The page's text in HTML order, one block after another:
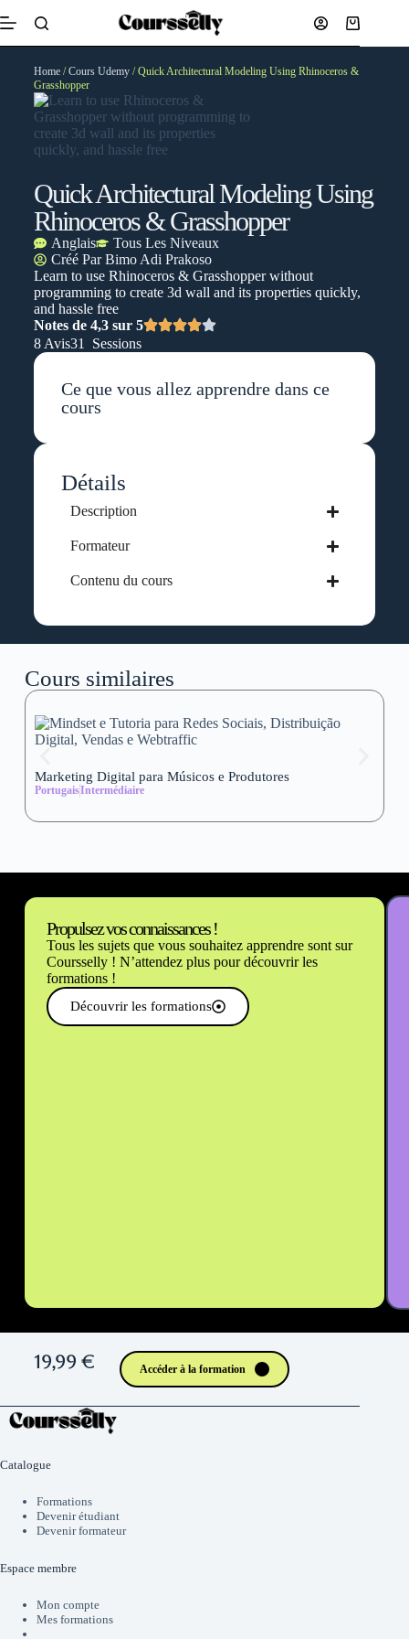
Home/Cours Udemy/ Quick Architectural Modeling Using Rhinoceros &
Grasshopper
Quick Architectural Modeling Using
Rhinoceros & Grasshopper
Anglais
Tous Les Niveaux
Créé ParBimo Adi Prakoso
Learn to use Rhinoceros & Grasshopper without
programming to create 3d wall and its properties quickly,
and hassle free
Notes de 4,3 sur 5
8 Avis31 Sessions
Ce que vous allez apprendre dans ce
cours
Détails
Description
Formateur
Contenu du cours
Cours similaires
Marketing Digital para Músicos e Produtores
PortugaisIntermédiaire
Propulsez vos connaissances !
Tous les sujets que vous souhaitez apprendre sont sur
Coursselly ! N’attendez plus pour découvrir les
formations !
Découvrir les formations
19,99 € Accéder à la formation
Catalogue
Formations
Devenir étudiant
Devenir formateur
Espace membre
Mon compte
Mes formations